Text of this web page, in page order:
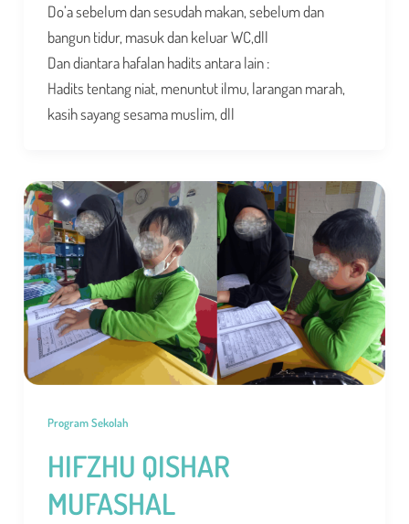
Do’a sebelum dan sesudah makan, sebelum dan
bangun tidur, masuk dan keluar WC,dll
Dan diantara hafalan hadits antara lain :
Hadits tentang niat, menuntut ilmu, larangan marah,
kasih sayang sesama muslim, dll
Program Sekolah
HIFZHU QISHAR
MUFASHAL